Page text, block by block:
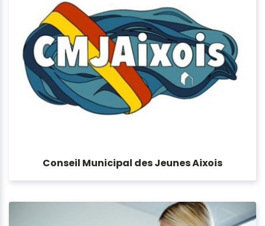
Conseil Municipal des Jeunes Aixois